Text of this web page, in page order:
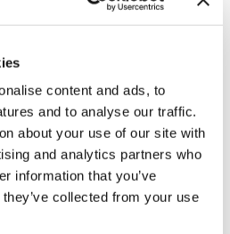
content and ads, to
and to analyse our traffic.
about your use of our site with
and analytics partners who
information that you’ve
collected from your use